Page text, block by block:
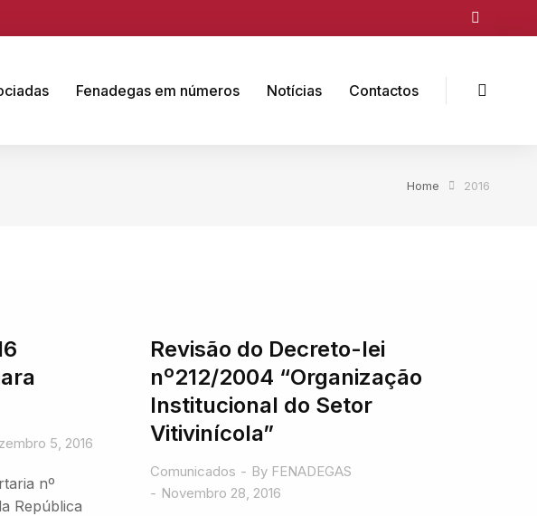
Fenadegas em números Notícias Contactos
Home 2016
5, 2016
nº
República
Revisão do Decreto-lei
nº212/2004 “Organização
Institucional do Setor
Vitivinícola”
Comunicados By FENADEGAS
Novembro 28, 2016